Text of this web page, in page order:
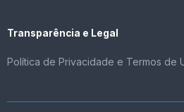
Transparência e Legal
Política de Privacidade e Termos de